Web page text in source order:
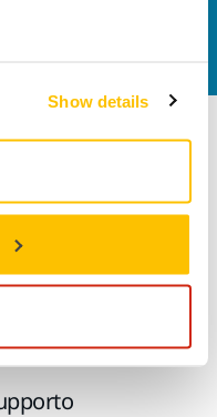
Show details
senza polvere
e lucidanti
e prodotti
Principali